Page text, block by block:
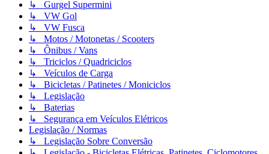
↳ Gurgel Supermini
↳ VW Gol
↳ VW Fusca
↳ Motos / Motonetas / Scooters
↳ Ônibus / Vans
↳ Triciclos / Quadriciclos
↳ Veículos de Carga
↳ Bicicletas / Patinetes / Moniciclos
↳ Legislação
↳ Baterias
↳ Segurança em Veículos Elétricos
Legislação / Normas
↳ Legislação Sobre Conversão